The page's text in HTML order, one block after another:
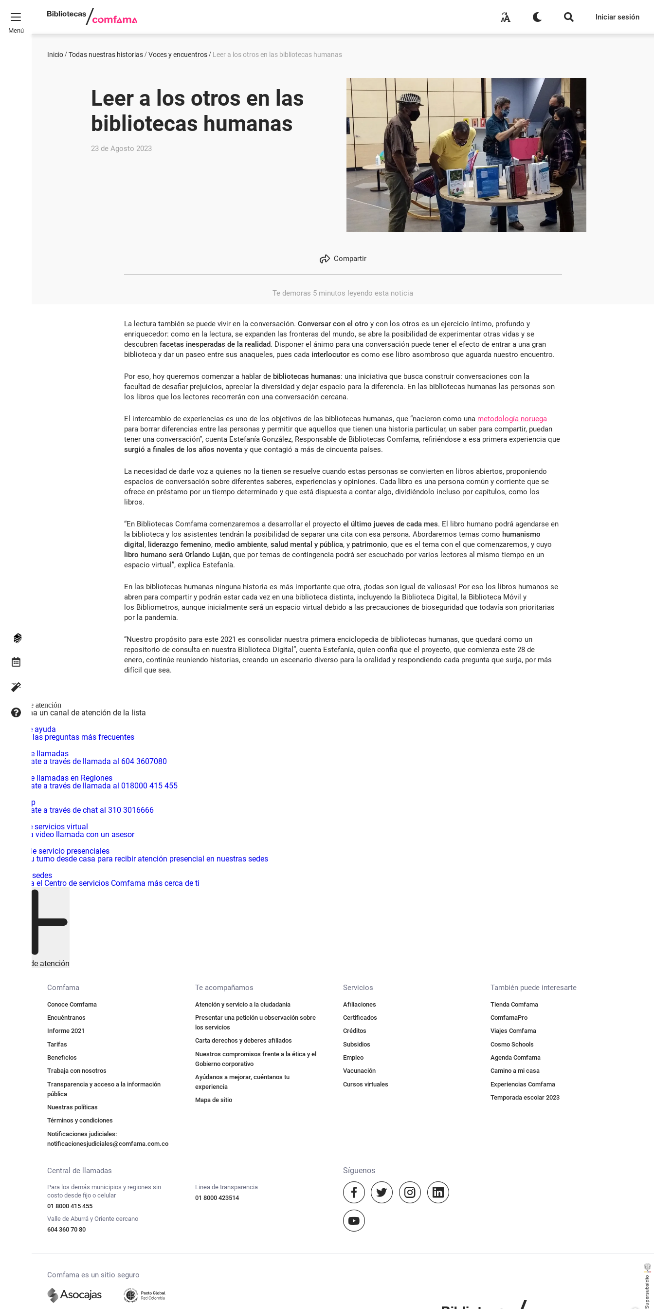
Menú
Iniciar sesión
Inicio Todas nuestras historias Voces y encuentros Leer a los otros en las bibliotecas humanas
Leer a los otros en las
bibliotecas humanas
23 de Agosto 2023
Compartir
Te demoras 5 minutos leyendo esta noticia
La lectura también se puede vivir en la conversación. Conversar con el otro y con los otros es un ejercicio íntimo, profundo y
enriquecedor: como en la lectura, se expanden las fronteras del mundo, se abre la posibilidad de experimentar otras vidas y se
descubren facetas inesperadas de la realidad. Disponer el ánimo para una conversación puede tener el efecto de entrar a una gran
biblioteca y dar un paseo entre sus anaqueles, pues cada interlocutores como ese libro asombroso que aguarda nuestro encuentro.
Por eso, hoy queremos comenzar a hablar de bibliotecas humanas: una iniciativa que busca construir conversaciones con la
facultad de desafiar prejuicios, apreciar la diversidad y dejar espacio para la diferencia. En las bibliotecas humanas las personas son
los libros que los lectores recorrerán con una conversación cercana.
El intercambio de experiencias es uno de los objetivos de las bibliotecas humanas, que “nacieron como una metodología noruega
para borrar diferencias entre las personas y permitir que aquellos que tienen una historia particular, un saber para compartir, puedan
tener una conversación”, cuenta Estefanía González, Responsable de Bibliotecas Comfama, refiriéndose a esa primera experiencia que
surgió a finales de los años noventay que contagió a más de cincuenta países.
La necesidad de darle voz a quienes no la tienen se resuelve cuando estas personas se convierten en libros abiertos, proponiendo
espacios de conversación sobre diferentes saberes, experiencias y opiniones. Cada libro es una persona común y corriente que se
ofrece en préstamo por un tiempo determinado y que está dispuesta a contar algo, dividiéndolo incluso por capítulos, como los
libros.
“En Bibliotecas Comfama comenzaremos a desarrollar el proyecto el último jueves de cada mes. El libro humano podrá agendarse en
la biblioteca y los asistentes tendrán la posibilidad de separar una cita con esa persona. Abordaremos temas como humanismo
digital , liderazgo femenino, medio ambiente, salud mental y pública, y patrimonio, que es el tema con el que comenzaremos, y cuyo
libro humano será Orlando Luján, que por temas de contingencia podrá ser escuchado por varios lectores al mismo tiempo en un
espacio virtual”, explica Estefanía.
En las bibliotecas humanas ninguna historia es más importante que otra, ¡todas son igual de valiosas! Por eso los libros humanos se
abren para compartir y podrán estar cada vez en una biblioteca distinta, incluyendo la Biblioteca Digital, la Biblioteca Móvil y
los Bibliometros, aunque inicialmente será un espacio virtual debido a las precauciones de bioseguridad que todavía son prioritarias
por la pandemia.
“Nuestro propósito para este 2021 es consolidar nuestra primera enciclopedia de bibliotecas humanas, que quedará como un
repositorio de consulta en nuestra Biblioteca Digital”, cuenta Estefanía, quien confía que el proyecto, que comienza este 28 de
enero, continúe reuniendo historias, creando un escenario diverso para la oralidad y respondiendo cada pregunta que surja, por más
difícil que sea.
Canales de atención
Selecciona un canal de atención de la lista
Centro de ayuda
Consulta las preguntas más frecuentes
Central de llamadas
Comunícate a través de llamada al 604 3607080
Central de llamadas en Regiones
Comunícate a través de llamada al 018000 415 455
WhatsApp
Comunícate a través de chat al 310 3016666
Centro de servicios virtual
Inicia una video llamada con un asesor
Centros de servicio presenciales
Solicita tu turno desde casa para recibir atención presencial en nuestras sedes
Mapa de sedes
Encuentra el Centro de servicios Comfama más cerca de ti
Canales de atención
Comfama
Conoce Comfama
Encuéntranos
Informe 2021
Tarifas
Beneficios
Trabaja con nosotros
Transparencia y acceso a la información
pública
Nuestras políticas
Términos y condiciones
Notificaciones judiciales:
notificacionesjudiciales@comfama.com.co
Te acompañamos
Atención y servicio a la ciudadanía
Presentar una petición u observación sobre
los servicios
Carta derechos y deberes afiliados
Nuestros compromisos frente a la ética y el
Gobierno corporativo
Ayúdanos a mejorar, cuéntanos tu
experiencia
Mapa de sitio
Servicios
Afiliaciones
Certificados
Créditos
Subsidios
Empleo
Vacunación
Cursos virtuales
También puede interesarte
Tienda Comfama
ComfamaPro
Viajes Comfama
Cosmo Schools
Agenda Comfama
Camino a mi casa
Experiencias Comfama
Temporada escolar 2023
Central de llamadas
Para los demás municipios y regiones sin
costo desde fijo o celular
01 8000 415 455
Valle de Aburrá y Oriente cercano
604 360 70 80
Linea de transparencia
01 8000 423514
Síguenos
Comfama es un sitio seguro